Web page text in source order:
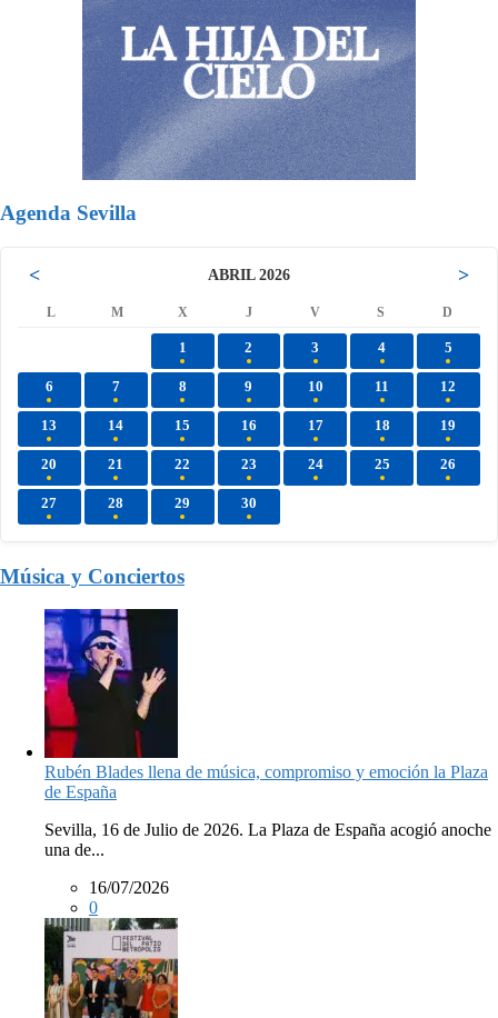
Agenda Sevilla
< ABRIL 2026 >
L M X J V S D
1 2 3 4 5
6 7 8 9 10 11 12
13 14 15 16 17 18 19
20 21 22 23 24 25 26
27 28 29 30
Música y Conciertos
Rubén Blades llena de música, compromiso y emoción la Plaza
de España
Sevilla, 16 de Julio de 2026. La Plaza de España acogió anoche
una de...
16/07/2026
0